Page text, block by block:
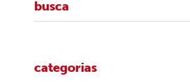
categorias